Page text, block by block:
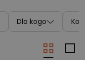
Dla kogo